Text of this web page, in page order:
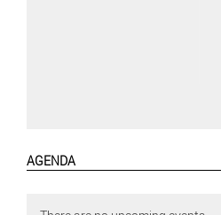
AGENDA